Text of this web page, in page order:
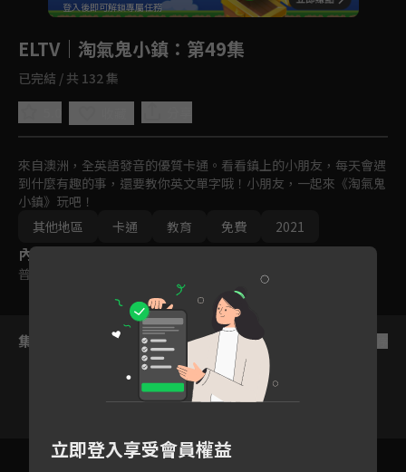
登入後即可解鎖專屬任務
ELTV｜淘氣鬼小鎮 ：第49集
已完結 / 共 132 集
來自澳洲，全英語發音的優質卡通。看看鎮上的小朋友，每天會遇
到什麼有趣的事，還要教你英文單字哦！小朋友，一起來《淘氣鬼
小鎮》玩吧！
其他地區
卡通 教育 免費 2021
內容標籤
普遍級
集數列表
47 48 49
立即登入享受會員權益